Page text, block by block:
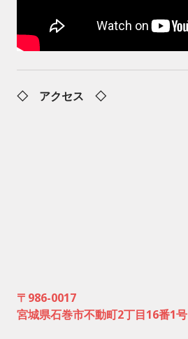
◇ アクセス ◇
〒986-0017
宮城県石巻市不動町2丁目16番1号